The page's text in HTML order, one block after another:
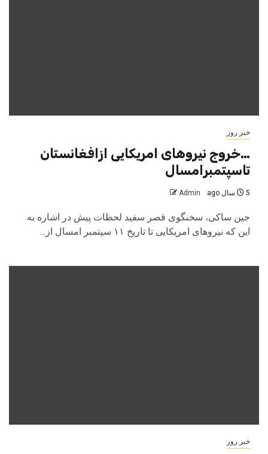
خبر روز
…خروج نیروهای امریکایی ازافغانستان
تاسپتمبرامسال
5 سال ago Admin
جین ساکی، سخنگوی قصر سفید لحظات پیش در اشاره به
این که نیروهای امریکایی تا تاریخ ۱۱ سپتمبر امسال از...
خبر روز